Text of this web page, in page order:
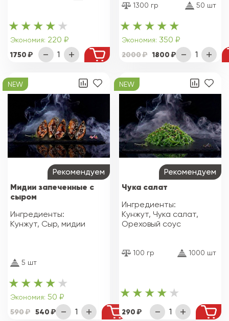
Экономия: 220 ₽
1750
1300 гр 50 шт
Экономия: 350 ₽
2000 1800
NEW
Рекомендуем
Мидии запеченные с
сыром
Ингредиенты:
Кунжут, Сыр, мидии
5 шт
Экономия: 50 ₽
590 540
NEW
Рекомендуем
Чука салат
Ингредиенты:
Кунжут, Чука салат,
Ореховый соус
100 гр 1000 шт
290